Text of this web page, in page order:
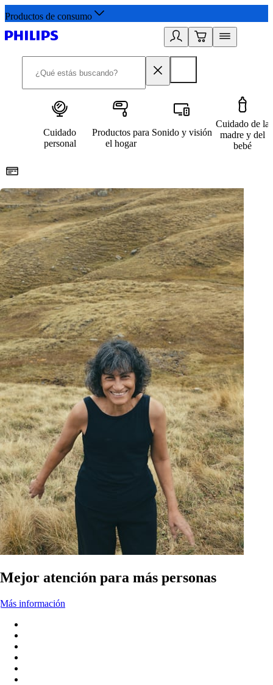
Productos de consumo
Cuidado
personal
Productos para
el hogar
Sonido y visión
Cuidado de la
madre y del
bebé
Paga con Klarna
Mejor atención para más personas
Más información